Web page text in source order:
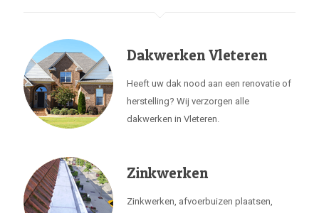
Dakwerken Vleteren
Heeft uw dak nood aan een renovatie of
herstelling? Wij verzorgen alle
dakwerken in Vleteren.
Zinkwerken
Zinkwerken, afvoerbuizen plaatsen,